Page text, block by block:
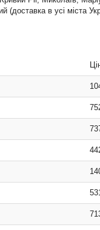
в усі міста